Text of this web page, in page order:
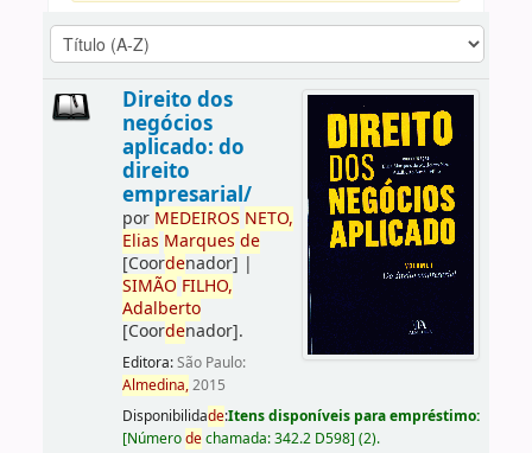
Direito dos
negócios
aplicado: do
direito
empresarial/
por MEDEIROS NETO,
Elias Marques de
[Coordenador] |
SIMÃO FILHO,
Adalberto
[Coordenador].
Editora:São Paulo:
Almedina,2015
Disponibilidade:Itens disponíveis para empréstimo:
[Númerodechamada:342.2 D598] (2).